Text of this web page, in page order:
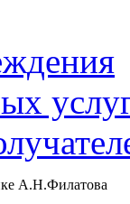
А.Н.Филатова